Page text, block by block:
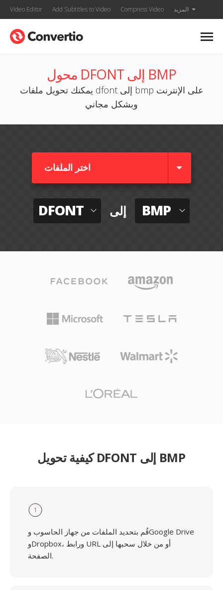
Video Editor Add Subtitles to Video Compress Video المزيد
محول DFONT إلى BMP
يمكنك تحويل ملفات dfont إلى bmp على الإنترنت
وبشكل مجاني
اختر الملفات
DFONT إلى BMP
كيفية تحويل DFONT إلى BMP
1
قُم بتحديد الملفات من جهاز الحاسوب وGoogle Drive
وDropbox، ورابط URL أو من خلال سحبها إلى
الصفحة.